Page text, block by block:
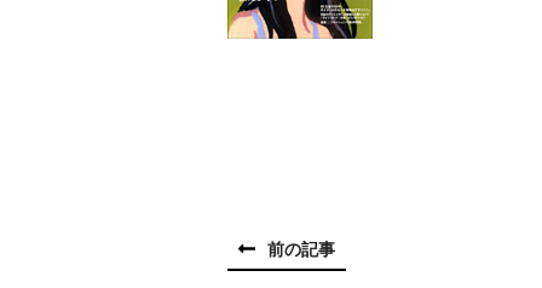
前の記事